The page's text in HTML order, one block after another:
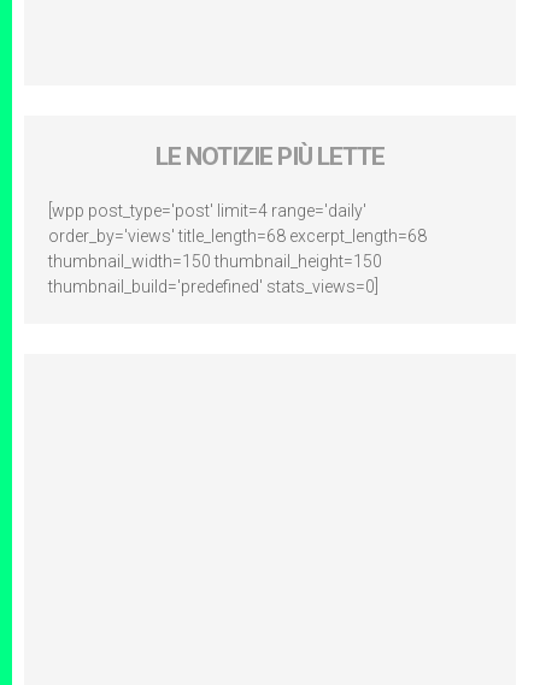
LE NOTIZIE PIÙ LETTE
[wpp post_type='post' limit=4 range='daily'
order_by='views' title_length=68 excerpt_length=68
thumbnail_width=150 thumbnail_height=150
thumbnail_build='predefined' stats_views=0]